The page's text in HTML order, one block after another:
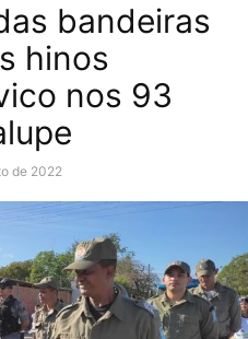
bandeiras
hinos
nos 93
de 2022